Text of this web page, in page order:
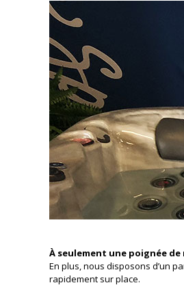
À seulement une poignée
En plus, nous disposons d’un
rapidement sur place.